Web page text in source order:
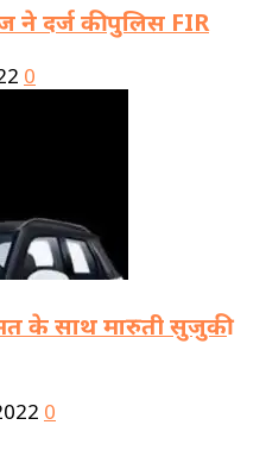
ने दर्ज की पुलिस FIR
0
के साथ मारुती सुजुकी
0